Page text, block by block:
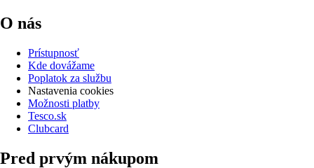
O nás
Prístupnosť
Kde dovážame
Poplatok za službu
Nastavenia cookies
Možnosti platby
Tesco.sk
Clubcard
Pred prvým nákupom